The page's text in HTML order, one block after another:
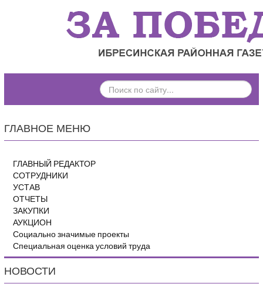
ПОИСК
ПО
ГЛАВНОЕ МЕНЮ
ГЛАВНЫЙ РЕДАКТОР
СОТРУДНИКИ
УСТАВ
ОТЧЕТЫ
ЗАКУПКИ
АУКЦИОН
Социально значимые проекты
Специальная оценка условий труда
НОВОСТИ